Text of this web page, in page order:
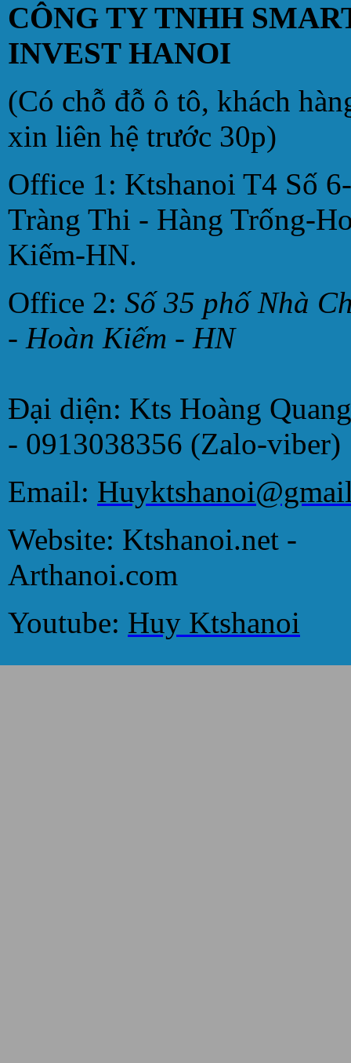
CÔNG TY TNHH
INVEST HANOI
(Có chỗ đỗ ô tô, khách
xin liên hệ trước 30p)
Office 1: Ktshanoi T4 Số
Tràng Thi - Hàng Trống-
Kiếm-HN.
Office 2: Số 35 phố Nhà
- Hoàn Kiếm - HN
Đại diện: Kts Hoàng
- 0913038356 (Zalo-viber)
Email:
Website: Ktshanoi.net -
Arthanoi.com
Youtube: Huy Ktshanoi